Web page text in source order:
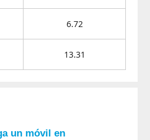
6.72
13.31
un móvil en